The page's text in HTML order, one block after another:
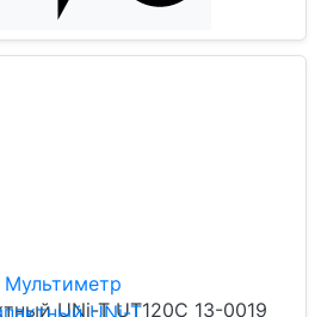
UNi-T UT120C 13-0019